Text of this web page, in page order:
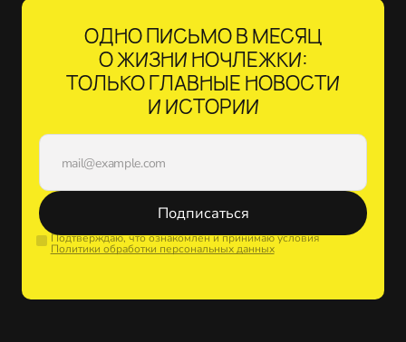
ОДНО ПИСЬМО В МЕСЯЦ
О ЖИЗНИ НОЧЛЕЖКИ:
ТОЛЬКО ГЛАВНЫЕ НОВОСТИ
И ИСТОРИИ
Подписаться
Подтверждаю, что ознакомлен и принимаю условия
Политики обработки персональных данных